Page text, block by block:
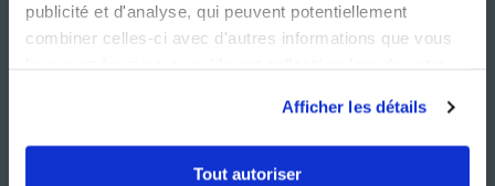
publicité et d'analyse, qui peuvent potentiellement
combiner celles-ci avec d'autres informations que vous
Afficher les détails
Tout autoriser
C.G.U